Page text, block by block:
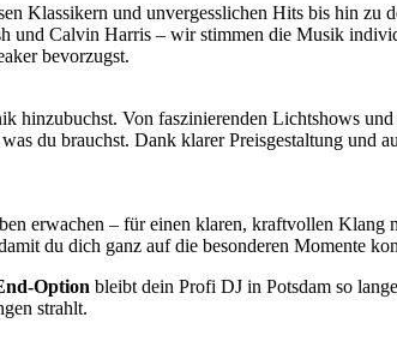
Klassikern und unvergesslichen Hits bis hin zu
Calvin Harris – wir stimmen die Musik
bevorzugst.
hinzubuchst. Von faszinierenden Lichtshows
du brauchst. Dank klarer Preisgestaltung und
erwachen – für einen klaren, kraftvollen
du dich ganz auf die besonderen Momente
Option bleibt dein Profi DJ in Potsdam so
strahlt.